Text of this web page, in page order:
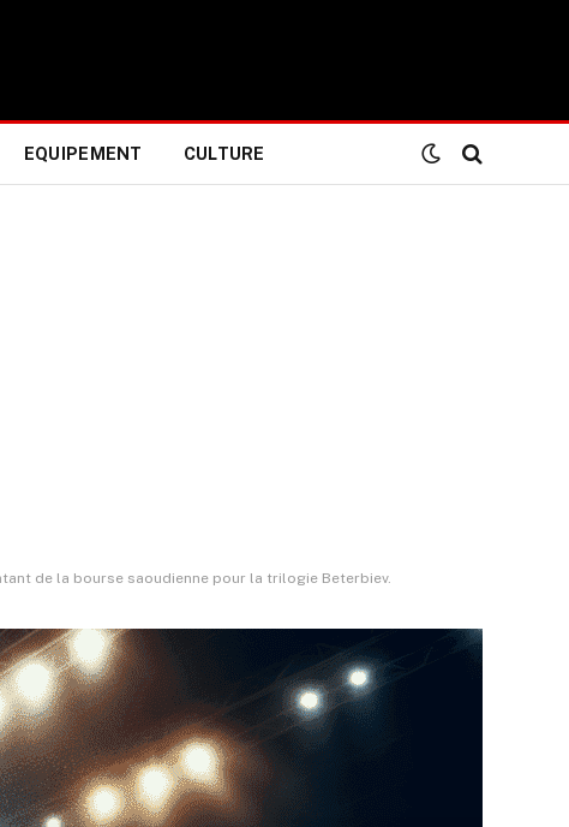
EQUIPEMENT CULTURE
de la bourse saoudienne pour la trilogie Beterbiev.